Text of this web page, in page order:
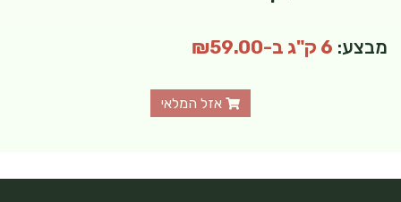
מבצע: 6 ק"ג ב-₪59.00
אזל המלאי